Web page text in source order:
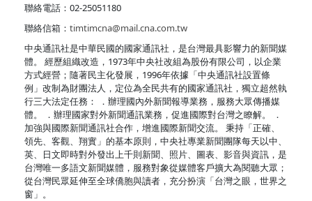
聯絡電話：02-25051180
聯絡信箱： timtimcna@mail.cna.com.tw
中央通訊社是中華民國的國家通訊社，是台灣最具影響力的新聞媒
體。 經歷組織改造，1973年中央社改組為股份有限公司，以企業
方式經營；隨著民主化發展，1996年依據「中央通訊社設置條
例」改制為財團法人，定位為全民共有的國家通訊社，獨立超然執
行三大法定任務： ．辦理國內外新聞報導業務，服務大眾傳播媒
體。 ．辦理國家對外新聞通訊業務，促進國際對台灣之瞭解。 ．
加強與國際新聞通訊社合作，增進國際新聞交流。 秉持「正確、
領先、客觀、翔實」的基本原則，中央社專業新聞團隊每天以中、
英、日文即時對外發出上千則新聞、照片、圖表、影音與資訊，是
台灣唯一多語文新聞媒體，服務對象從媒體客戶擴大為閱聽大眾；
從台灣民眾延伸至全球僑胞與讀者，充分扮演「台灣之眼，世界之
窗」。